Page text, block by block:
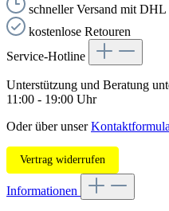
schneller Versand mit DHL
kostenlose Retouren
Service-Hotline
Unterstützung und Beratung
11:00 - 19:00 Uhr
Oder über unser
Vertrag widerrufen
Informationen